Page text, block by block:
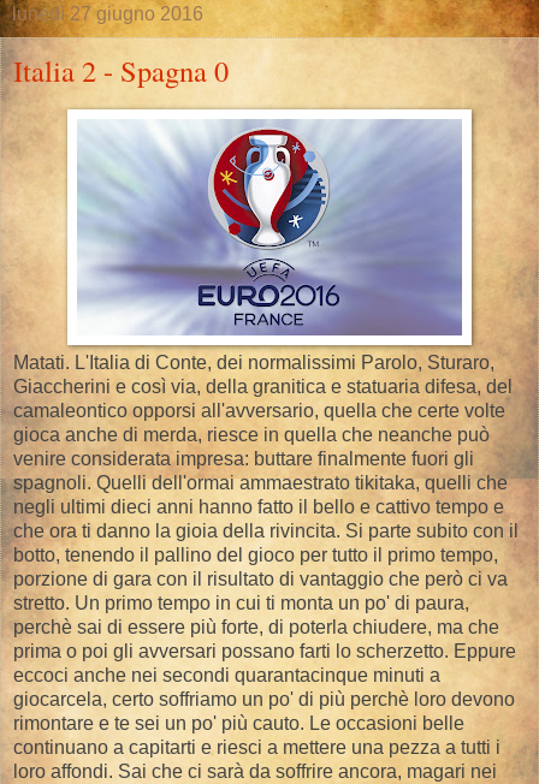
lunedì 27 giugno 2016
Italia 2 - Spagna 0
Matati. L'Italia di Conte, dei normalissimi Parolo, Sturaro,
Giaccherini e così via, della granitica e statuaria difesa, del
camaleontico opporsi all'avversario, quella che certe volte
gioca anche di merda, riesce in quella che neanche può
venire considerata impresa: buttare finalmente fuori gli
spagnoli. Quelli dell'ormai ammaestrato tikitaka, quelli che
negli ultimi dieci anni hanno fatto il bello e cattivo tempo e
che ora ti danno la gioia della rivincita. Si parte subito con il
botto, tenendo il pallino del gioco per tutto il primo tempo,
porzione di gara con il risultato di vantaggio che però ci va
stretto. Un primo tempo in cui ti monta un po' di paura,
perchè sai di essere più forte, di poterla chiudere, ma che
prima o poi gli avversari possano farti lo scherzetto. Eppure
eccoci anche nei secondi quarantacinque minuti a
giocarcela, certo soffriamo un po' di più perchè loro devono
rimontare e te sei un po' più cauto. Le occasioni belle
continuano a capitarti e riesci a mettere una pezza a tutti i
loro affondi. Sai che ci sarà da soffrire ancora, magari nei